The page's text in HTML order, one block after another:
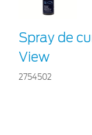
Spray de
View
2754502